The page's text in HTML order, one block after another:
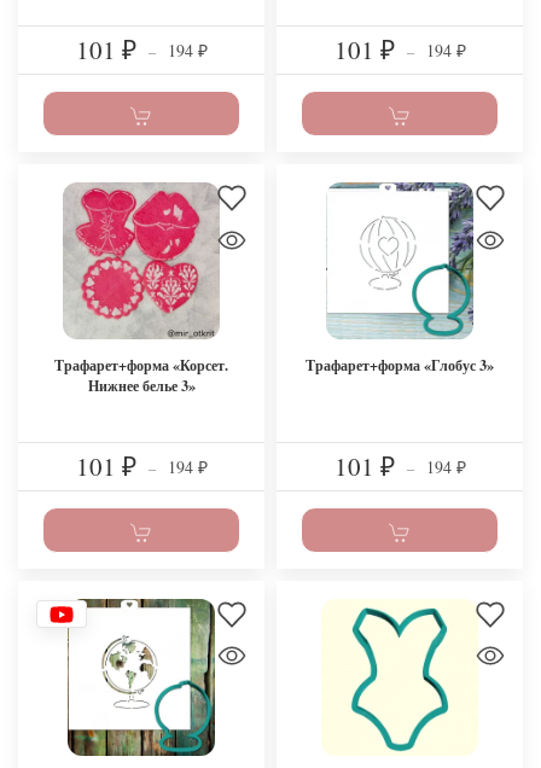
101 ₽ – 194 ₽ 101 ₽ – 194 ₽
Трафарет+форма «Корсет.
Нижнее белье 3»
101 ₽ – 194 ₽
Трафарет+форма «Глобус 3»
101 ₽ – 194 ₽